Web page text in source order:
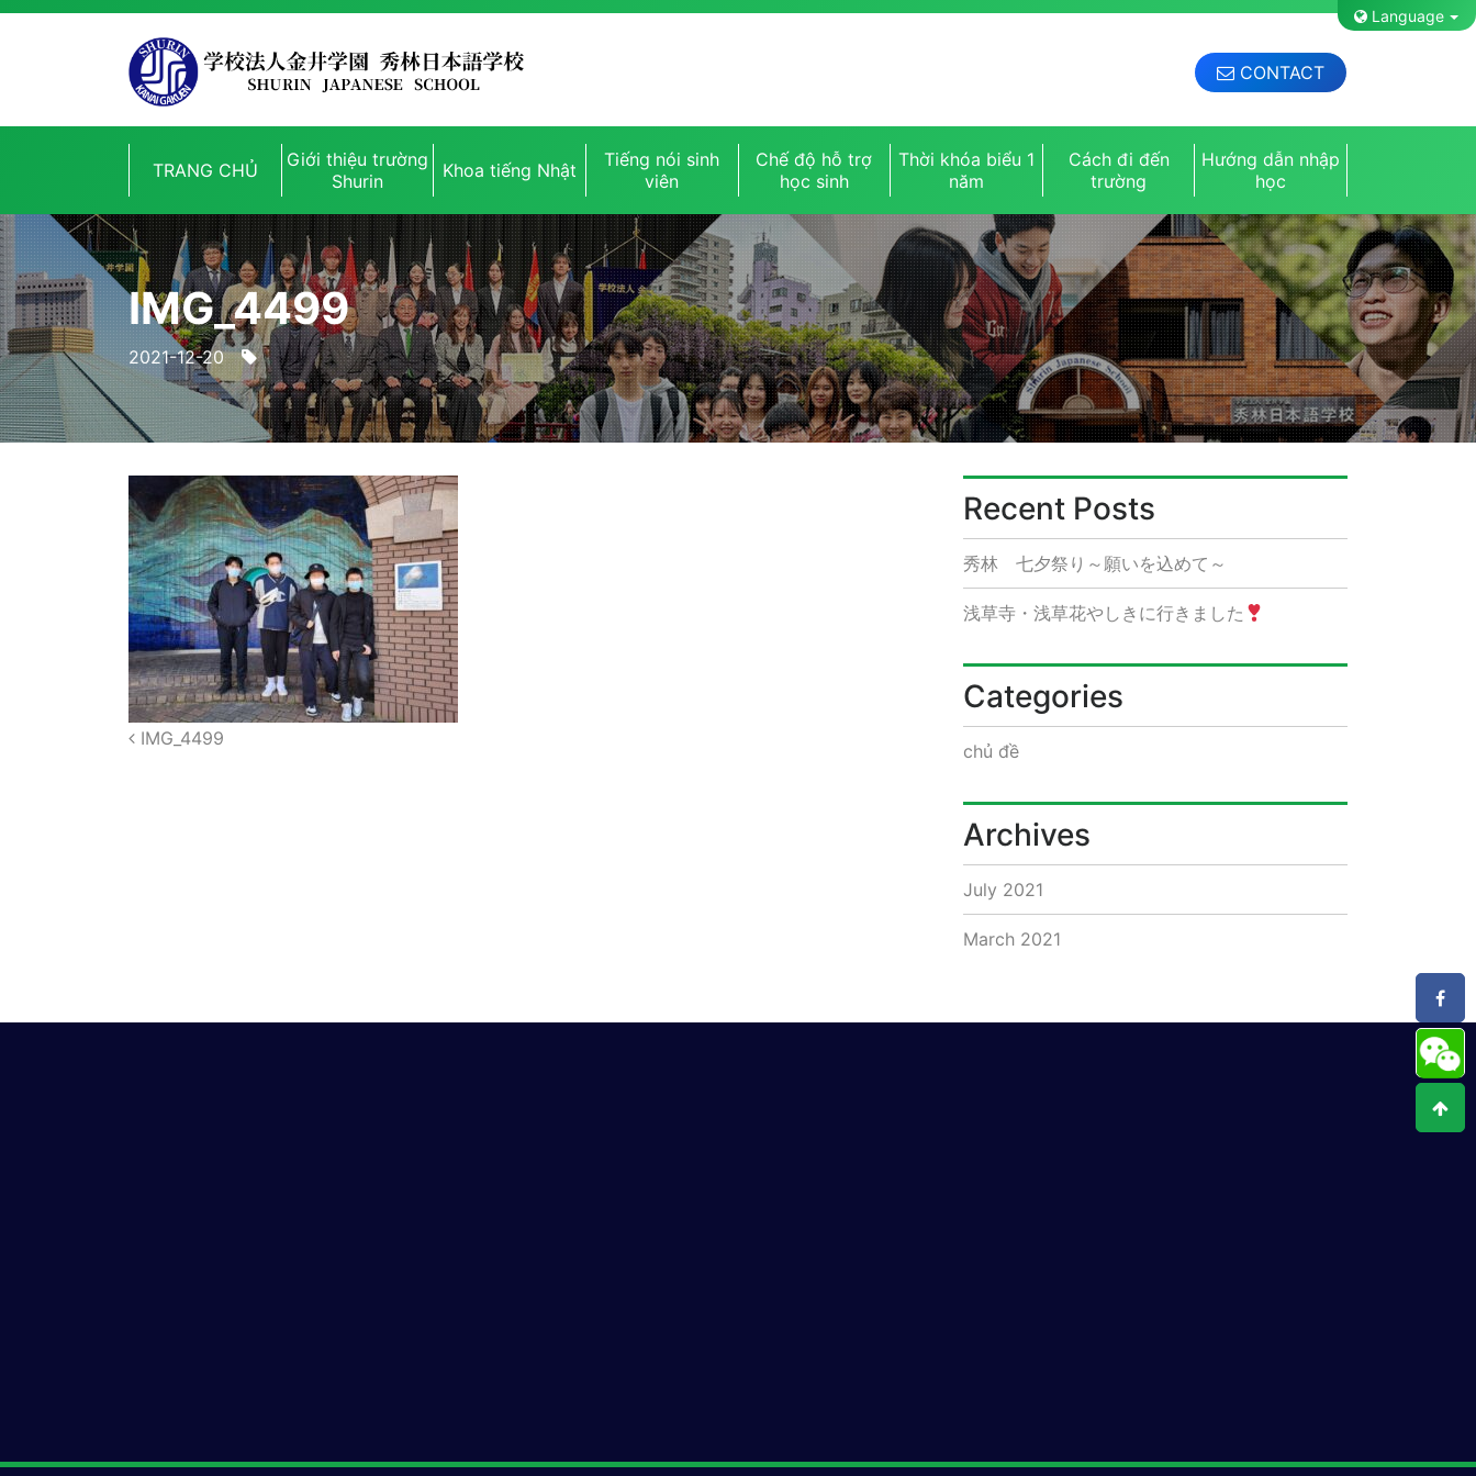
Language
CONTACT
TRANG CHỦ
Giới thiệu trường
Shurin
Khoa tiếng Nhật
Tiếng nói sinh
viên
Chế độ hỗ trợ
học sinh
Thời khóa biểu 1
năm
Cách đi đến
trường
Hướng dẫn nhập
học
IMG_4499
2021-12-20
Post
IMG_4499
Recent Posts
秀林 七夕祭り～願いを込めて～
浅草寺・浅草花やしきに行きました
Categories
chủ đề
Archives
July 2021
March 2021